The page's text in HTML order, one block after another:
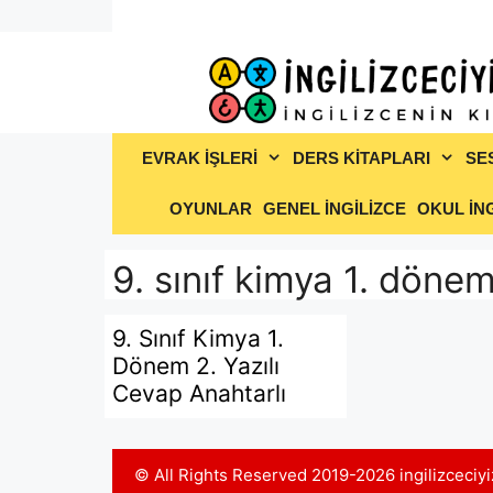
EVRAK İŞLERİ DERS KİTAPLARI
OYUNLAR GENEL İNGİLİZCE OKUL
9. sınıf kimya 1.
9. Sınıf Kimya 1.
Dönem 2. Yazılı
Cevap Anahtarlı
© All Rights Reserved 2019-2026